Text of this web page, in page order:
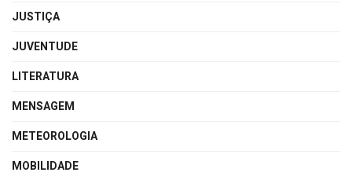
JUSTIÇA
JUVENTUDE
LITERATURA
MENSAGEM
METEOROLOGIA
MOBILIDADE